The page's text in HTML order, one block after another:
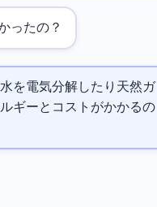
ったの？
を電気分解したり天然ガ
ギーとコストがかかるの